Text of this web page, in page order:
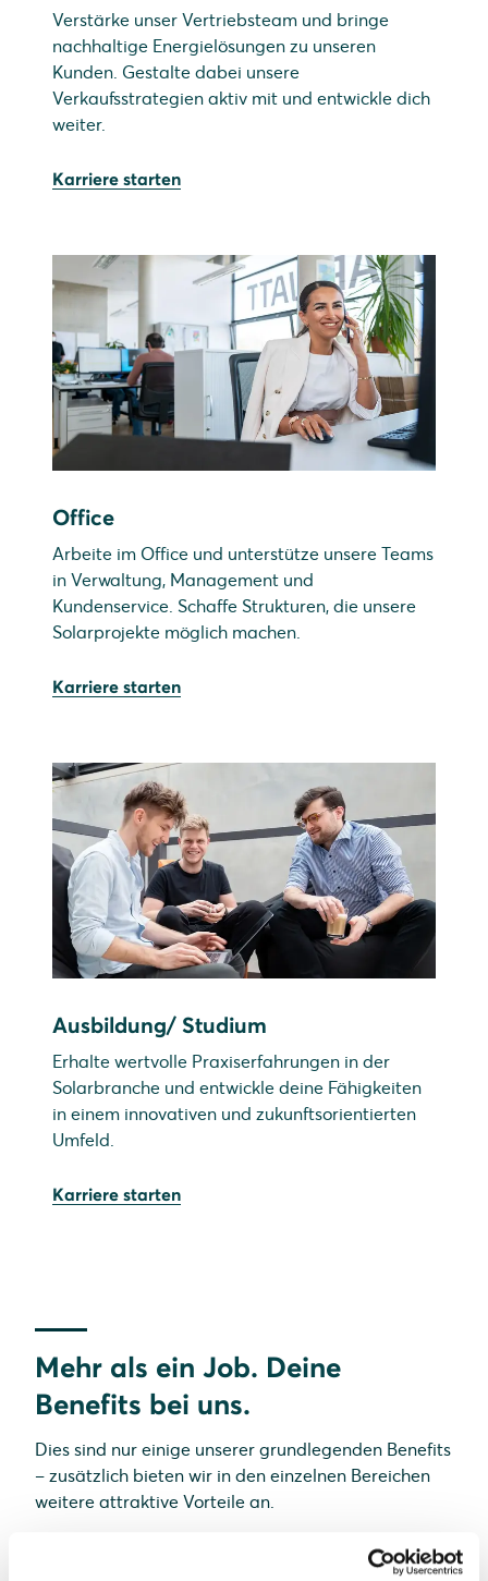
Verstärke unser Vertriebsteam und bringe
nachhaltige Energielösungen zu unseren
Kunden. Gestalte dabei unsere
Verkaufsstrategien aktiv mit und entwickle dich
weiter.
Karriere starten
Office
Arbeite im Office und unterstütze unsere Teams
in Verwaltung, Management und
Kundenservice. Schaffe Strukturen, die unsere
Solarprojekte möglich machen.
Karriere starten
Ausbildung/ Studium
Erhalte wertvolle Praxiserfahrungen in der
Solarbranche und entwickle deine Fähigkeiten
in einem innovativen und zukunftsorientierten
Umfeld.
Karriere starten
Mehr als ein Job. Deine
Benefits bei uns.
Dies sind nur einige unserer grundlegenden Benefits
– zusätzlich bieten wir in den einzelnen Bereichen
weitere attraktive Vorteile an.